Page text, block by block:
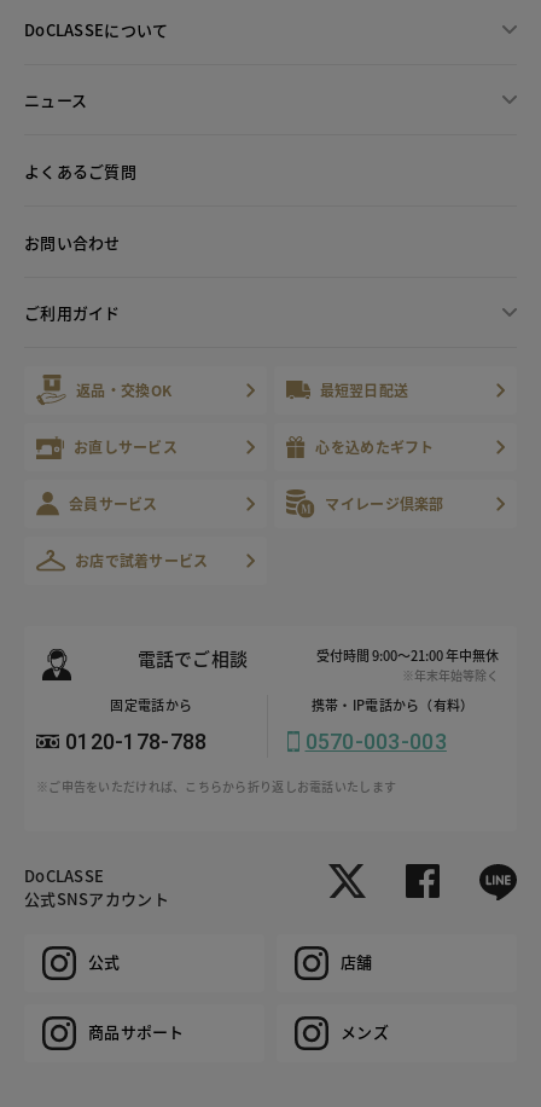
DoCLASSEについて
ニュース
よくあるご質問
お問い合わせ
ご利用ガイド
返品・交換OK 最短翌日配送
お直しサービス 心を込めたギフト
会員サービス マイレージ倶楽部
お店で試着サービス
電話でご相談 受付時間 9:00～21:00 年中無休
※年末年始等除く
固定電話から
0120-178-788
携帯・IP電話から（有料）
0570-003-003
※ご申告をいただければ、こちらから折り返しお電話いたします
DoCLASSE
公式SNSアカウント
公式 店舗
商品サポート メンズ